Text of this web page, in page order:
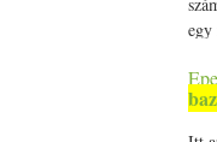
egy
is -